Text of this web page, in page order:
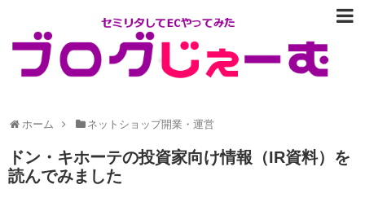
ホーム ネットショップ開業・運営
ドン・キホーテの投資家向け情報（IR資料）を
読んでみました